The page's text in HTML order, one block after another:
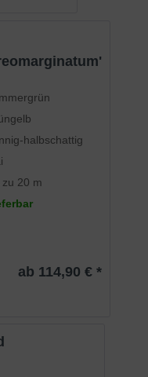
halbschattig
zu 20 m
ab 114,90 € *